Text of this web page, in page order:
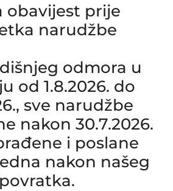
obavijest prije
narudžbe
odmora u
od 1.8.2026. do
sve narudžbe
nakon 30.7.2026.
i poslane
nakon našeg
povratka.